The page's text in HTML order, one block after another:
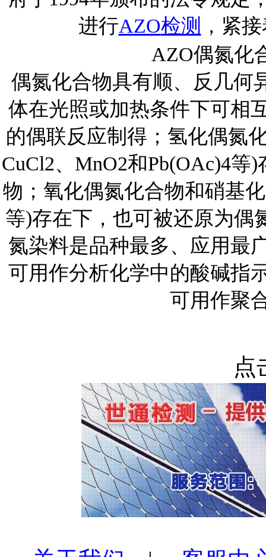
进行AZO检测
，紧
AZO偶氮化
偶氮化合物具有顺、反几何
体在光照或加热条件下可相
的偶联反应制得；氢化偶氮
CuCl2、 MnO2和Pb(OAc)4等)
物；氧化偶氮化合物和硝基
等)存在下，也可被还原为偶
氮染料是品种最多、应用最
可用作分析化学中的酸碱指
可用作聚
点